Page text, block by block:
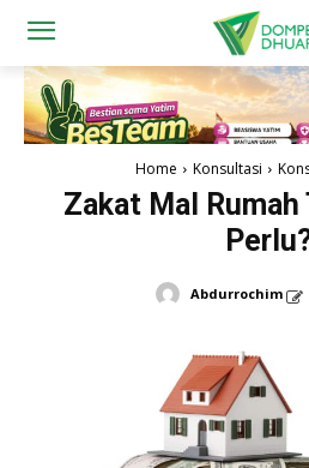
Home Konsultasi
Zakat Mal Rumah
Abdurrochim